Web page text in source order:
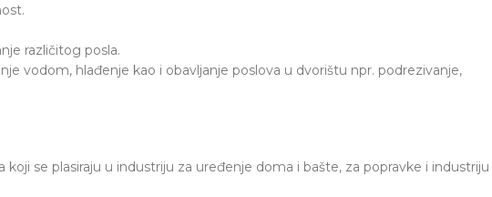
različitog posla.
vodom, hlađenje kao i obavljanje poslova u dvorištu npr. podrezivanje,
se plasiraju u industriju za uređenje doma i bašte, za popravke i industriju